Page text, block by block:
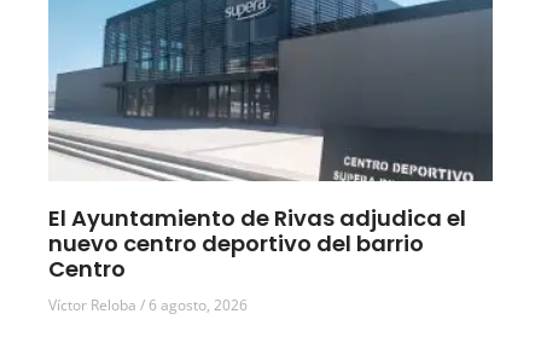
El Ayuntamiento de Rivas adjudica el
nuevo centro deportivo del barrio
Centro
Víctor Reloba 6 agosto, 2026